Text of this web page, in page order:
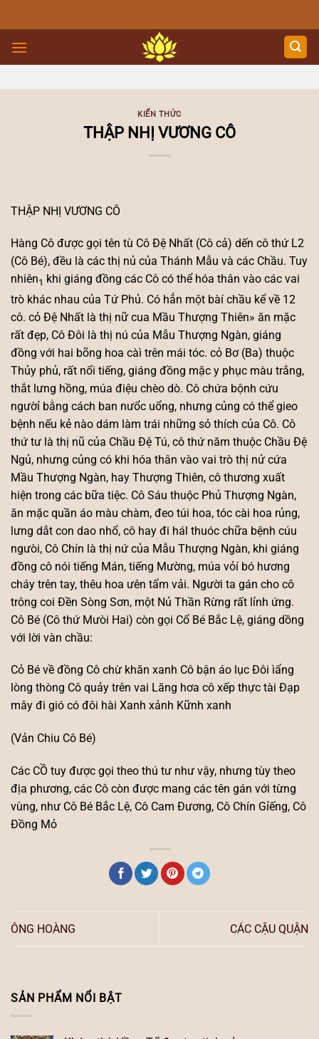
to
content
SẢN PHẨM NỔI BẬT
KIẾN THỨC
THẬP NHỊ VƯƠNG CÔ
THẬP NHỊ VƯƠNG CÔ
Hàng Cô được gọi tên tù Cô Đệ Nhất (Cô cả) dến cô thứ L2
(Cô Bé), đều là các thị nủ của Thánh Mẫu và các Chầu. Tuy
nhiên1 khi giáng đồng các Cô có thể hóa thân vào các vai
trò khác nhau của Tứ Phủ. Có hẳn một bàí chầu kể về 12
cô. cỏ Đệ Nhất là thị nữ cua Mầu Thượng Thiên» ăn mặc
rất đẹp, Cô Đôi là thị nú của Mẫu Thượng Ngàn, giáng
đồng với hai bõng hoa càì trên mái tóc. cỏ Bơ (Ba) thuộc
Thủy phủ, rất nổi tiếng, giáng đồng mặc y phục màu trắng,
thắt lưng hồng, múa điệu chèo dò. Cô chứa bộnh cứu
ngườỉ bằng cách ban nưổc uổng, nhưng củng có thể gieo
bệnh nếu kẻ nào dám làm trái những sỏ thích của Cô. Cô
thứ tư là thị nũ của Chầu Đệ Tú, cô thứ năm thuộc Chầu Đệ
Ngủ, nhưng củng có khi hóa thân vào vai trò thị nử cứa
Mầu Thượng Ngàn, hay Thượng Thiên, cô thương xuất
hiện trong các bữa tiệc. Cô Sáu thuộc Phủ Thượng Ngàn,
ăn mặc quần áo màu chàm, đeo túi hoa, tóc cài hoa rủng,
lưng dắt con dao nhổ, cô hay đi hál thuóc chữa bệnh cúu
ngưòi, Cô Chín là thị nứ của Mẫu Thượng Ngàn, khi giáng
đồng cô nói tiếng Mán, tiếng Mường, múa vỏí bó hương
cháy trên tay, thêu hoa ưên tẩm vải. Người ta gán cho cô
trông coi Đền Sòng Sơn, một Nủ Thần Rừng rất lỉnh ứng.
Cô Bé (Cô thứ Mưòi Hai) còn gọi Cổ Bé Bắc Lệ, giáng dồng
với lời vàn chầu:
Cỏ Bé về đồng Cô chừ khăn xanh Cô bận áo lục Đôi ìẩng
lòng thòng Cô quảy trên vai Lăng hơa cô xếp thực tài Đạp
mây đi gió có đôi hài Xanh xảnh Kữnh xanh
(Vản Chiu Cô Bé)
Các CỒ tuy được gọi theo thú tư như vậy, nhưng tùy theo
địa phương, các Cô còn được mang các tên gán với từng
vùng, như Cô Bé Bắc Lệ, Cô Cam Đương, Cô Chín Gỉếng, Cô
Đồng Mỏ
ÔNG HOÀNG CÁC CẬU QUẬN